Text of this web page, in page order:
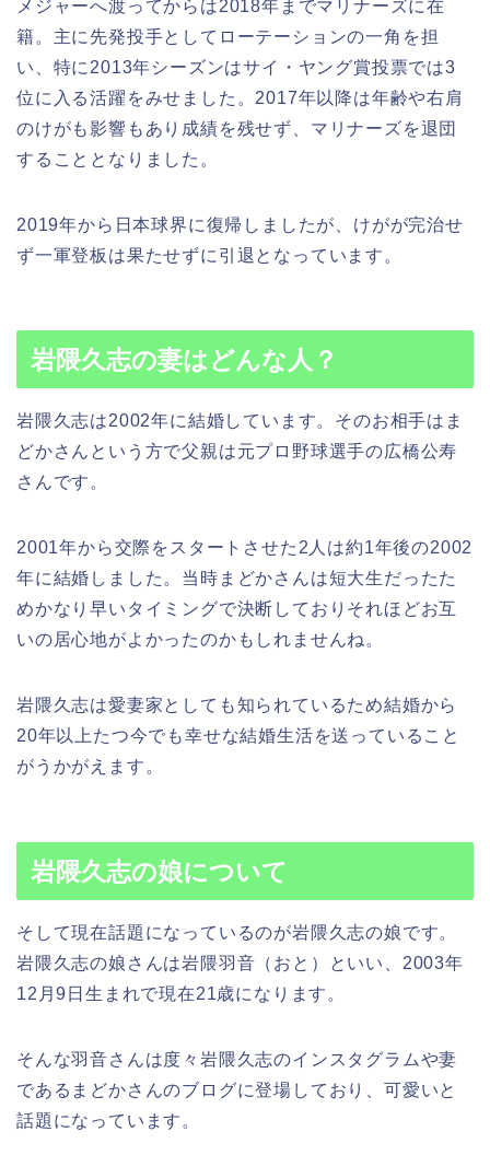
メジャーへ渡ってからは2018年までマリナーズに在
籍。主に先発投手としてローテーションの一角を担
い、特に2013年シーズンはサイ・ヤング賞投票では3
位に入る活躍をみせました。2017年以降は年齢や右肩
のけがも影響もあり成績を残せず、マリナーズを退団
することとなりました。
2019年から日本球界に復帰しましたが、けがが完治せ
ず一軍登板は果たせずに引退となっています。
岩隈久志の妻はどんな人？
岩隈久志は2002年に結婚しています。そのお相手はま
どかさんという方で父親は元プロ野球選手の広橋公寿
さんです。
2001年から交際をスタートさせた2人は約1年後の2002
年に結婚しました。当時まどかさんは短大生だったた
めかなり早いタイミングで決断しておりそれほどお互
いの居心地がよかったのかもしれませんね。
岩隈久志は愛妻家としても知られているため結婚から
20年以上たつ今でも幸せな結婚生活を送っていること
がうかがえます。
岩隈久志の娘について
そして現在話題になっているのが岩隈久志の娘です。
岩隈久志の娘さんは岩隈羽音（おと）といい、2003年
12月9日生まれで現在21歳になります。
そんな羽音さんは度々岩隈久志のインスタグラムや妻
であるまどかさんのブログに登場しており、可愛いと
話題になっています。